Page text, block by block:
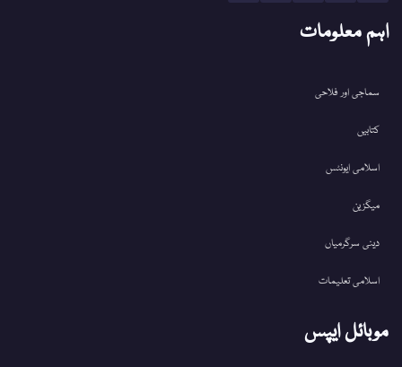
اہم معلومات
سماجی اور فلاحی
کتابیں
اسلامی ایونٹس
میگزین
دینی سرگرمیاں
اسلامی تعلیمات
موبائل ایپس